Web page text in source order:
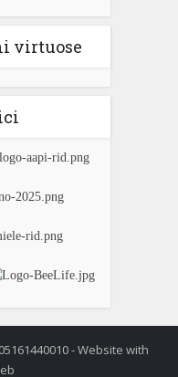
virtuose
- Website with